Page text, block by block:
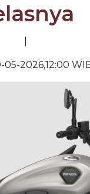
05-2026,12:00